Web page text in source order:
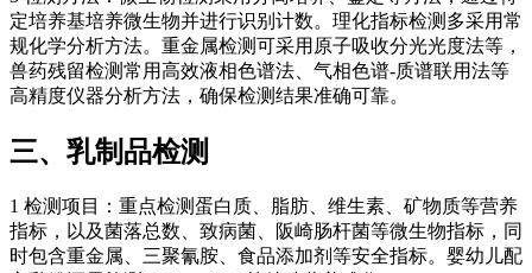
定培养基培养微生物并进行识别计数。理化指标检测多采用常
规化学分析方法。重金属检测可采用原子吸收分光光度法等，
兽药残留检测常用高效液相色谱法、气相色谱-质谱联用法等
高精度仪器分析方法，确保检测结果准确可靠。
三、乳制品检测
1 检测项目：重点检测蛋白质、脂肪、维生素、矿物质等营养
指标，以及菌落总数、致病菌、阪崎肠杆菌等微生物指标，同
时包含重金属、三聚氰胺、食品添加剂等安全指标。婴幼儿配